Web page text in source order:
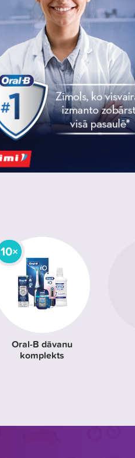
10×
Oral-B dāvanu
komplekts